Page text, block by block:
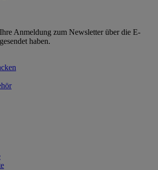
Anmeldung zum Newsletter über die E-
haben.